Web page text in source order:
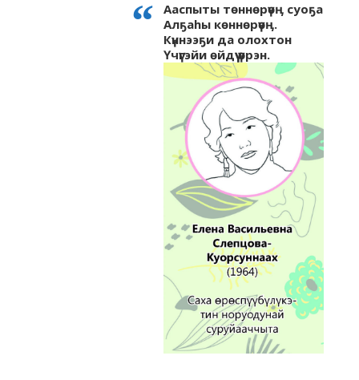
Ааспыты төннөрүөӊ суоҕа
Алҕаhы көннөрүөӊ.
Күннээҕи да олохтон
Үчүгэйи өйдүү үөрэн.